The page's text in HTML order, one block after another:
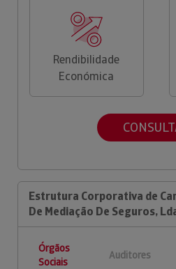
Rendibilidade
Económica
Estrutura Corporativa de
De Mediação De Seguros,
Órgãos
Sociais
Auditores